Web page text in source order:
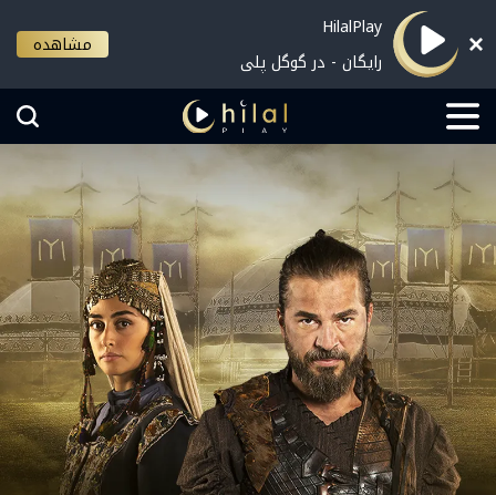
HilalPlay
رایگان - در گوگل پلی
مشاهده